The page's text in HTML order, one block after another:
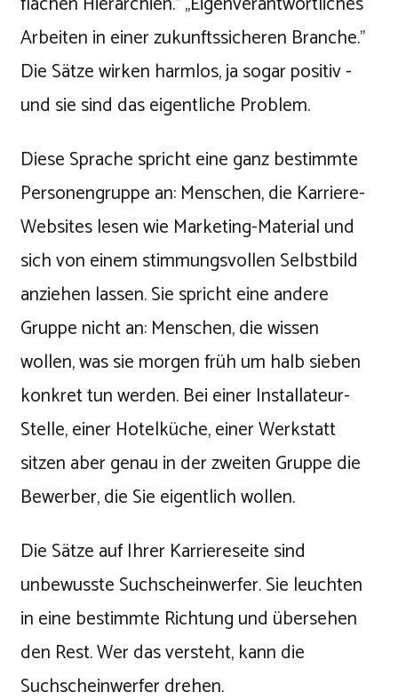
Arbeiten in einer zukunftssicheren Branche."
Die Sätze wirken harmlos, ja sogar positiv -
und sie sind das eigentliche Problem.
Diese Sprache spricht eine ganz bestimmte
Personengruppe an: Menschen, die Karriere-
Websites lesen wie Marketing-Material und
sich von einem stimmungsvollen Selbstbild
anziehen lassen. Sie spricht eine andere
Gruppe nicht an: Menschen, die wissen
wollen, was sie morgen früh um halb sieben
konkret tun werden. Bei einer Installateur-
Stelle, einer Hotelküche, einer Werkstatt
sitzen aber genau in der zweiten Gruppe die
Bewerber, die Sie eigentlich wollen.
Die Sätze auf Ihrer Karriereseite sind
unbewusste Suchscheinwerfer. Sie leuchten
in eine bestimmte Richtung und übersehen
den Rest. Wer das versteht, kann die
Suchscheinwerfer drehen.